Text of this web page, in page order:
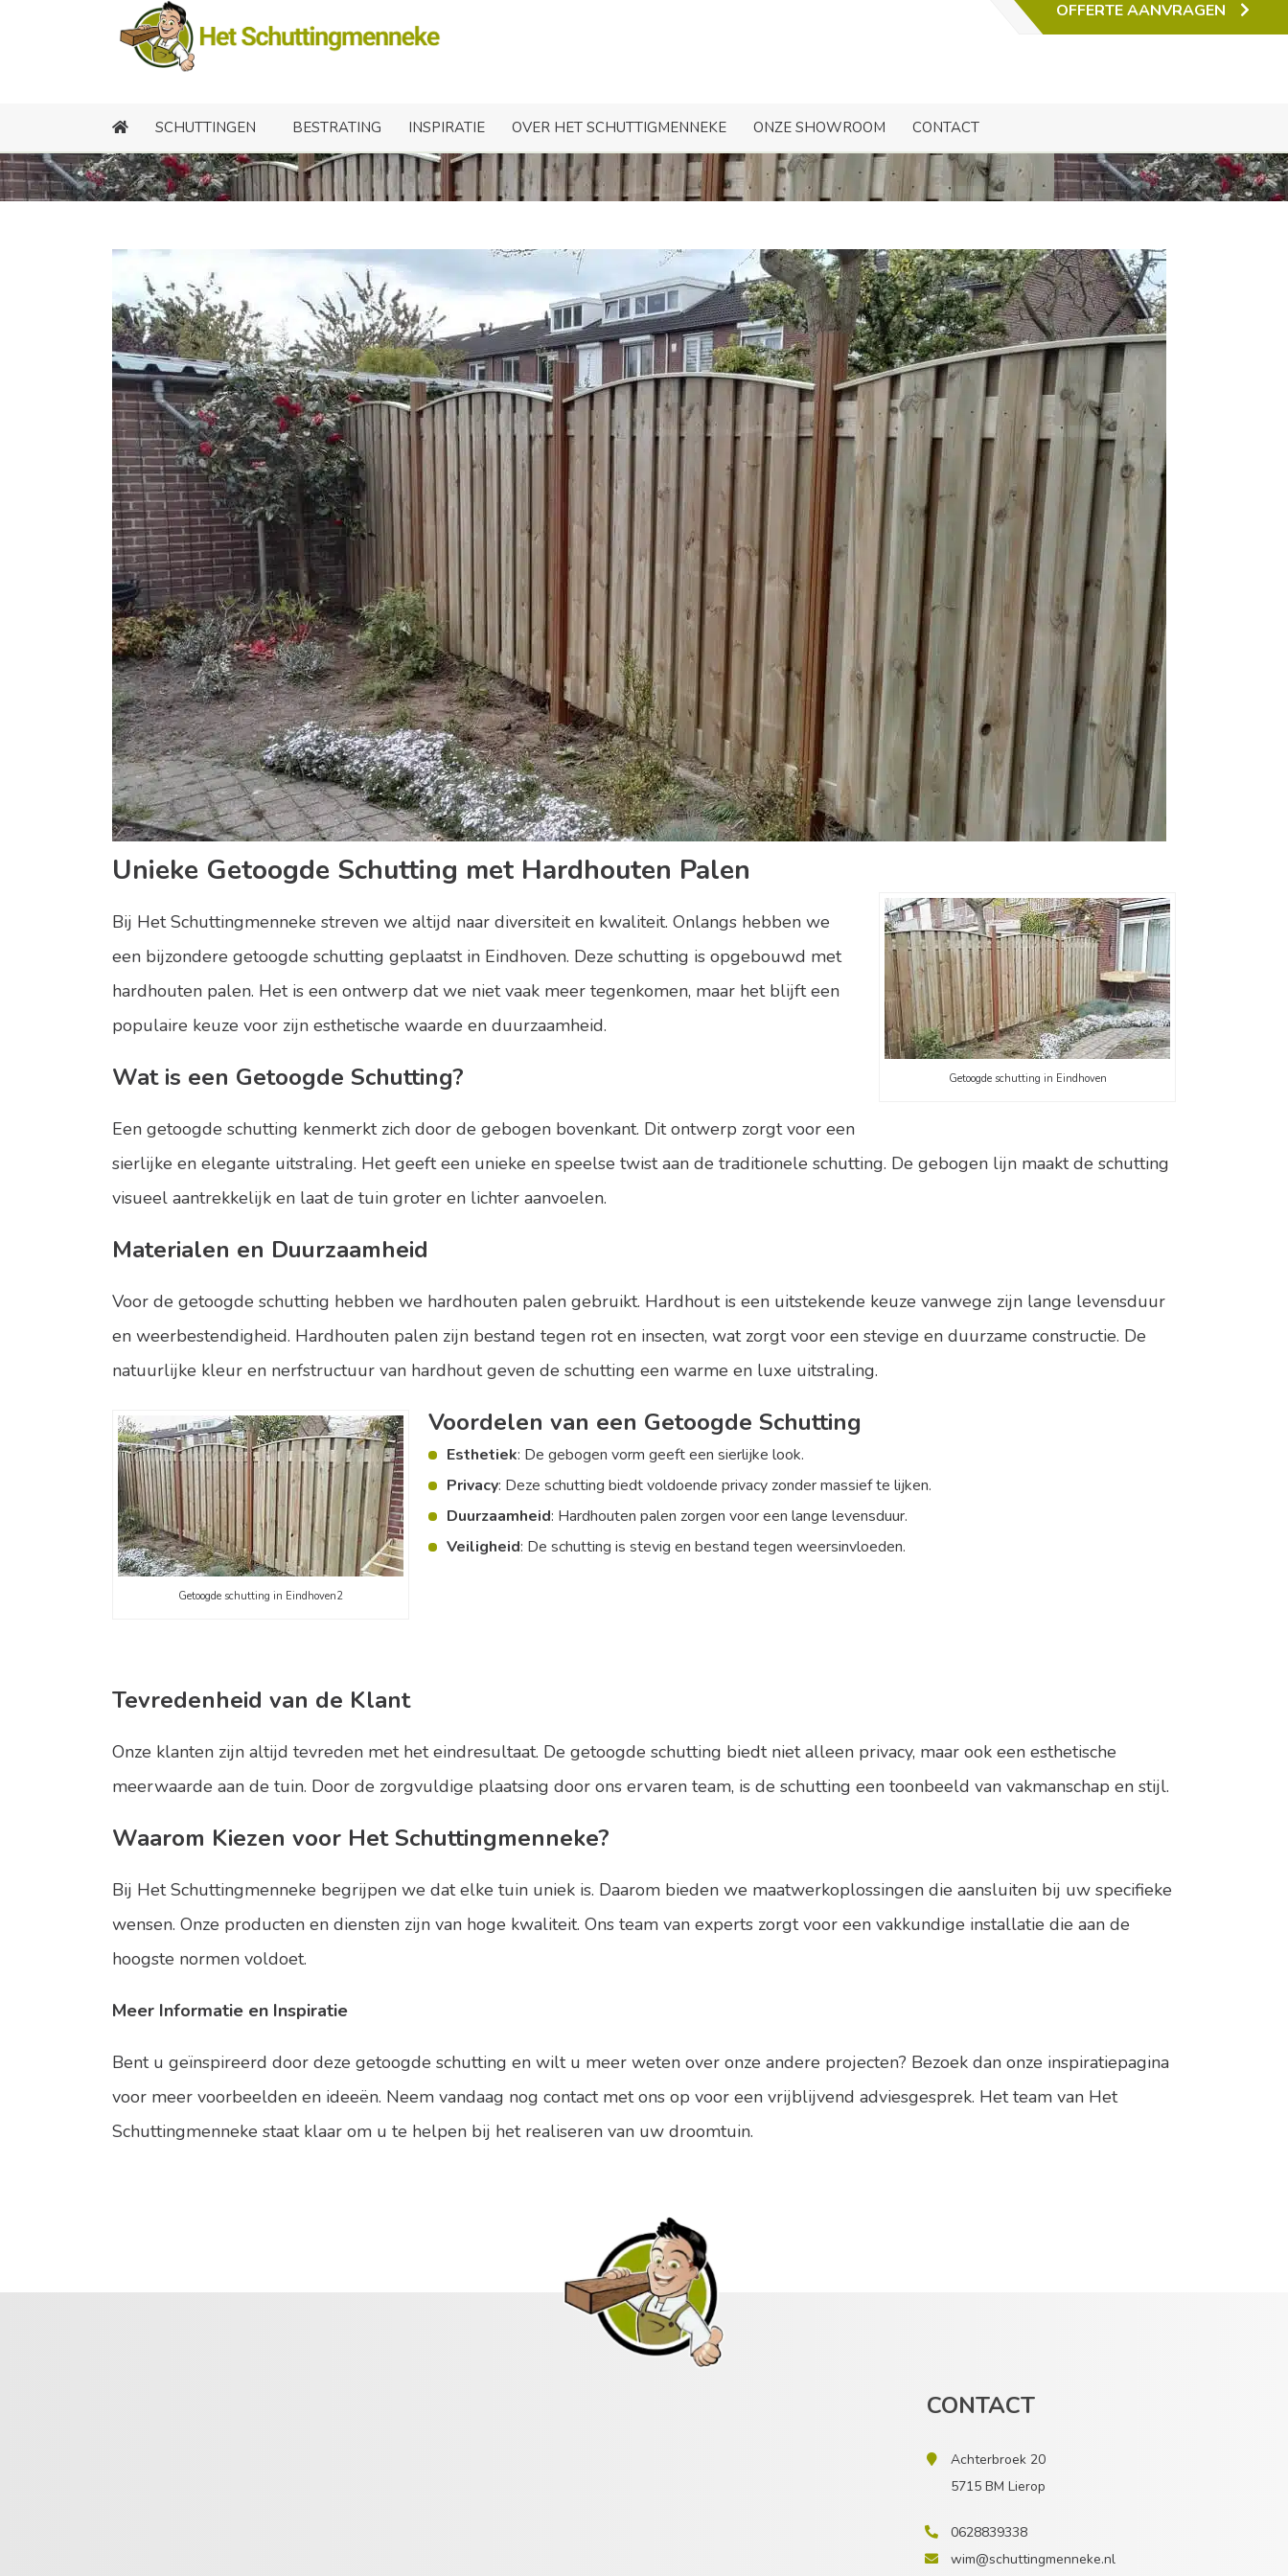
OFFERTE AANVRAGEN
SCHUTTINGEN BESTRATING INSPIRATIE OVER HET SCHUTTIGMENNEKE ONZE SHOWROOM CONTACT
Unieke Getoogde Schutting met Hardhouten Palen
Getoogde schutting in Eindhoven
Bij Het Schuttingmenneke streven we altijd naar diversiteit en kwaliteit. Onlangs hebben we
een bijzondere getoogde schutting geplaatst in Eindhoven. Deze schutting is opgebouwd met
hardhouten palen. Het is een ontwerp dat we niet vaak meer tegenkomen, maar het blijft een
populaire keuze voor zijn esthetische waarde en duurzaamheid.
Wat is een Getoogde Schutting?
Een getoogde schutting kenmerkt zich door de gebogen bovenkant. Dit ontwerp zorgt voor een
sierlijke en elegante uitstraling. Het geeft een unieke en speelse twist aan de traditionele schutting. De gebogen lijn maakt de schutting
visueel aantrekkelijk en laat de tuin groter en lichter aanvoelen.
Materialen en Duurzaamheid
Voor de getoogde schutting hebben we hardhouten palen gebruikt. Hardhout is een uitstekende keuze vanwege zijn lange levensduur
en weerbestendigheid. Hardhouten palen zijn bestand tegen rot en insecten, wat zorgt voor een stevige en duurzame constructie. De
natuurlijke kleur en nerfstructuur van hardhout geven de schutting een warme en luxe uitstraling.
Getoogde schutting in Eindhoven2
Voordelen van een Getoogde Schutting
Esthetiek: De gebogen vorm geeft een sierlijke look.
Privacy: Deze schutting biedt voldoende privacy zonder massief te lijken.
Duurzaamheid: Hardhouten palen zorgen voor een lange levensduur.
Veiligheid: De schutting is stevig en bestand tegen weersinvloeden.
Tevredenheid van de Klant
Onze klanten zijn altijd tevreden met het eindresultaat. De getoogde schutting biedt niet alleen privacy, maar ook een esthetische
meerwaarde aan de tuin. Door de zorgvuldige plaatsing door ons ervaren team, is de schutting een toonbeeld van vakmanschap en stijl.
Waarom Kiezen voor Het Schuttingmenneke?
Bij Het Schuttingmenneke begrijpen we dat elke tuin uniek is. Daarom bieden we maatwerkoplossingen die aansluiten bij uw specifieke
wensen. Onze producten en diensten zijn van hoge kwaliteit. Ons team van experts zorgt voor een vakkundige installatie die aan de
hoogste normen voldoet.
Meer Informatie en Inspiratie
Bent u geïnspireerd door deze getoogde schutting en wilt u meer weten over onze andere projecten? Bezoek dan onze inspiratiepagina
voor meer voorbeelden en ideeën. Neem vandaag nog contact met ons op voor een vrijblijvend adviesgesprek. Het team van Het
Schuttingmenneke staat klaar om u te helpen bij het realiseren van uw droomtuin.
CONTACT
Achterbroek 20
5715 BM Lierop
0628839338
wim@schuttingmenneke.nl